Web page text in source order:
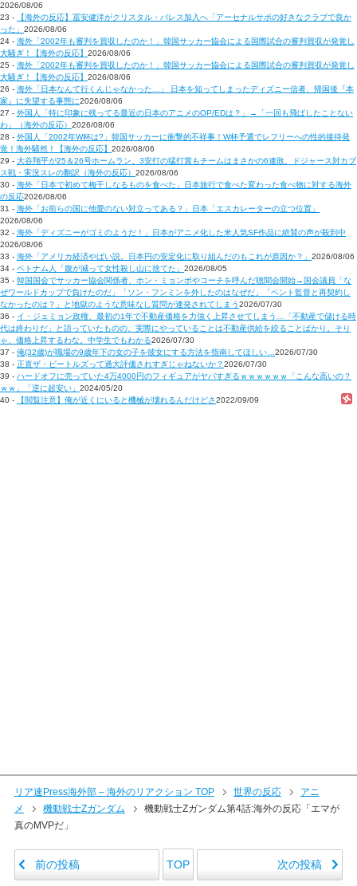
2026/08/06
23 -
【海外の反応】冨安健洋がクリスタル・パレス加入へ「アーセナルサポの好きなクラブで良か
った」 2026/08/06
24 - 海外「2002年も審判を買収したのか！」韓国サッカー協会による国際試合の審判買収が発覚し
大騒ぎ！【海外の反応】 2026/08/06
25 - 海外「2002年も審判を買収したのか！」韓国サッカー協会による国際試合の審判買収が発覚し
大騒ぎ！【海外の反応】 2026/08/06
26 - 海外「日本なんて行くんじゃなかった…」 日本を知ってしまったディズニー信者、帰国後『本
家』に失望する事態に2026/08/06
27 - 外国人「特に印象に残ってる最近の日本のアニメのOP/EDは？」→「一回も飛ばしたことない
わ」（海外の反応） 2026/08/06
28 - 外国人「2002年W杯は?」韓国サッカーに衝撃的不祥事！W杯予選でレフリーへの性的接待発
覚！海外騒然！【海外の反応】 2026/08/06
29 - 大谷翔平が25＆26号ホームラン、3安打の猛打賞もチームはまさかの6連敗、ドジャース対カブ
ス戦・実況スレの翻訳（海外の反応） 2026/08/06
30 - 海外「日本で初めて梅干しなるものを食べた」日本旅行で食べた変わった食べ物に対する海外
の反応2026/08/06
31 - 海外「お前らの国に他愛のない対立ってある？」日本「エスカレーターの立つ位置」
2026/08/06
32 - 海外「ディズニーがゴミのようだ！」日本がアニメ化した米人気SF作品に絶賛の声が殺到中
2026/08/06
33 - 海外「アメリカ経済やばい説。日本円の安定化に取り組んだのもこれが原因か？」 2026/08/06
34 - ベトナム人「腹が減って女性殺し山に捨てた」 2026/08/05
35 - 韓国国会でサッカー協会関係者、ホン・ミョンボやコーチを呼んだ聴聞会開始→国会議員「な
ぜワールドカップで負けたのだ」「ソン・フンミンを外したのはなぜだ」「ベント監督と再契約し
なかったのは？」と地獄のような意味なし質問が連発されてしまう2026/07/30
36 - イ・ジェミョン政権、最初の1年で不動産価格を力強く上昇させてしまう…「不動産で儲ける時
代は終わりだ」と語っていたものの、実際にやっていることは不動産供給を絞ることばかり。そり
ゃ、価格上昇するわな。中学生でもわかる2026/07/30
37 - 俺(32歳)が職場の9歳年下の女の子を彼女にする方法を指南してほしい…2026/07/30
38 - 正直ザ・ビートルズって過大評価されすぎじゃねないか？2026/07/30
39 - ハードオフに売っていた4万4000円のフィギュアがヤバすぎるｗｗｗｗｗｗ「こんな高いの？
ｗｗ」「逆に超安い」 2024/05/20
40 -
【閲覧注意】俺が近くにいると機械が壊れるんだけどさ2022/09/09
リア速Press海外部 – 海外のリアクション TOP 世界の反応
アニ
メ
機動戦士Zガンダム
機動戦士Zガンダム第4話:海外の反応「エマが
真のMVPだ」
前の投稿 TOP 次の投稿